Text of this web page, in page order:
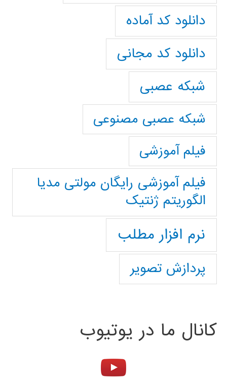
دانلود کد آماده
دانلود کد مجانی
شبکه عصبی
شبکه عصبی مصنوعی
فیلم آموزشی
فیلم آموزشی رایگان مولتی مدیا
الگوریتم ژنتیک
نرم افزار مطلب
پردازش تصویر
کانال ما در یوتیوب